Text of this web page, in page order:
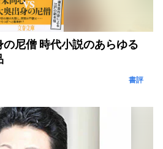
尼僧 時代小説のあらゆる
書評